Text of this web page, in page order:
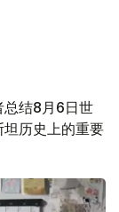
总结8月6日世
历史上的重要